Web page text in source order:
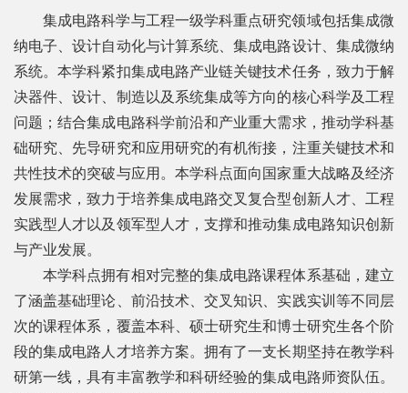
况
所
中
心
师
队
科
集成电路科学与工程一级学科重点研究领域包括集成微
纳电子、设计自动化与计算系统、集成电路设计、集成微纳
系统。本学科紧扣集成电路产业链关键技术任务，致力于解
决器件、设计、制造以及系统集成等方向的核心科学及工程
问题；结合集成电路科学前沿和产业重大需求，推动学科基
础研究、先导研究和应用研究的有机衔接，注重关键技术和
共性技术的突破与应用。本学科点面向国家重大战略及经济
发展需求，致力于培养集成电路交叉复合型创新人才、工程
实践型人才以及领军型人才，支撑和推动集成电路知识创新
与产业发展。
本学科点拥有相对完整的集成电路课程体系基础，建立
了涵盖基础理论、前沿技术、交叉知识、实践实训等不同层
次的课程体系，覆盖本科、硕士研究生和博士研究生各个阶
段的集成电路人才培养方案。拥有了一支长期坚持在教学科
研第一线，具有丰富教学和科研经验的集成电路师资队伍。